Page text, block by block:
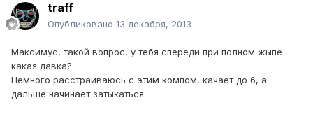
traff
Опубликовано 13 декабря, 2013
Максимус, такой вопрос, у тебя спереди при полном жыпе
какая давка?
Немного расстраиваюсь с этим компом, качает до 6, а
дальше начинает затыкаться.